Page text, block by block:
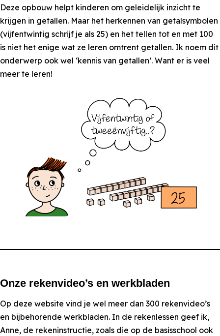
Deze opbouw helpt kinderen om geleidelijk inzicht te
krijgen in getallen. Maar het herkennen van getalsymbolen
(vijfentwintig schrijf je als 25) en het tellen tot en met 100
is niet het enige wat ze leren omtrent getallen. Ik noem dit
onderwerp ook wel ‘kennis van getallen’. Want er is veel
meer te leren!
Onze rekenvideo’s en werkbladen
Op deze website vind je wel meer dan 300 rekenvideo’s
en bijbehorende werkbladen. In de rekenlessen geef ik,
Anne, de rekeninstructie, zoals die op de basisschool ook